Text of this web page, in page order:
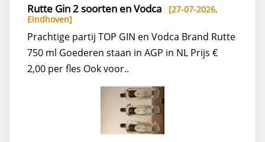
Rutte Gin 2 soorten en Vodca [27-07-2026,
Eindhoven]
Prachtige partij TOP GIN en Vodca Brand Rutte
750 ml Goederen staan in AGP in NL Prijs €
2,00 per fles Ook voor..